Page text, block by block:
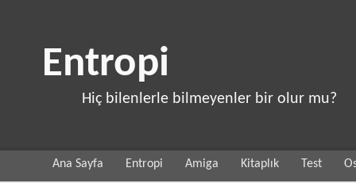
Entropi
Hiç bilenlerle bilmeyenler bir olur mu?
Ana Sayfa Entropi Amiga Kitaplık Test